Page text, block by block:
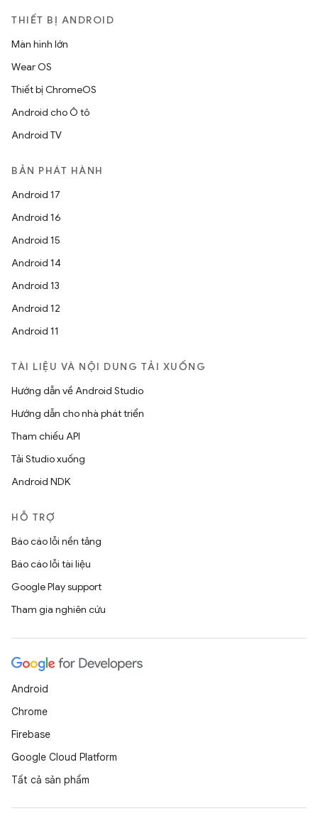
THIẾT BỊ ANDROID
Màn hình lớn
Wear OS
Thiết bị ChromeOS
Android cho Ô tô
Android TV
BẢN PHÁT HÀNH
Android 17
Android 16
Android 15
Android 14
Android 13
Android 12
Android 11
TÀI LIỆU VÀ NỘI DUNG TẢI XUỐNG
Hướng dẫn về Android Studio
Hướng dẫn cho nhà phát triển
Tham chiếu API
Tải Studio xuống
Android NDK
HỖ TRỢ
Báo cáo lỗi nền tảng
Báo cáo lỗi tài liệu
Google Play support
Tham gia nghiên cứu
Android
Chrome
Firebase
Google Cloud Platform
Tất cả sản phẩm